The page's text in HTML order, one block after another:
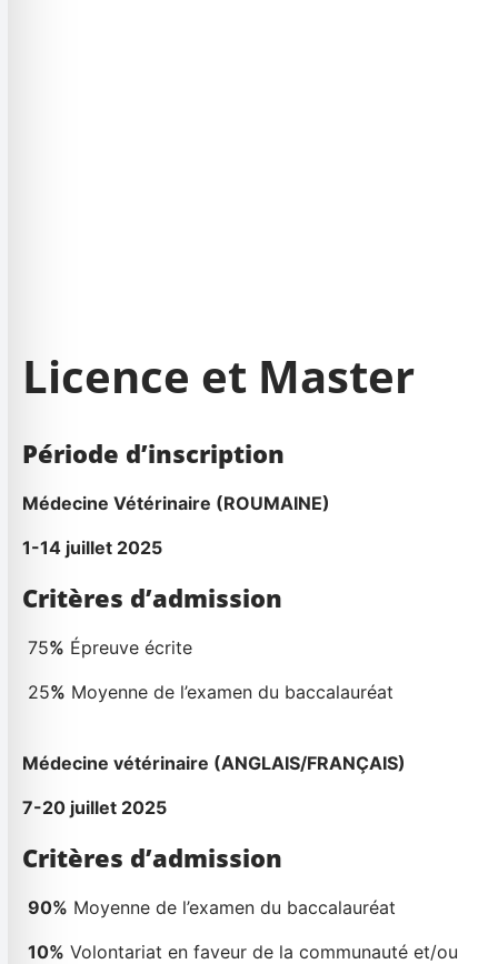
Licence et Master
Période d’inscription
Médecine Vétérinaire (ROUMAINE)
1-14 juillet 2025
Critères d’admission
75% Épreuve écrite
25% Moyenne de l’examen du baccalauréat
Médecine vétérinaire (ANGLAIS/FRANÇAIS)
7-20 juillet 2025
Critères d’admission
90% Moyenne de l’examen du baccalauréat
10% Volontariat en faveur de la communauté et/ou